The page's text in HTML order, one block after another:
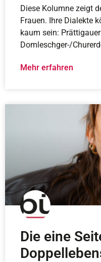
Diese Kolumne zeigt
Frauen. Ihre Dialekte
kaum sein:
Domleschger-/
Mehr erfahren
Die eine